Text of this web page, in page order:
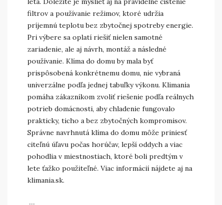
filtrov a používanie režimov, ktoré udržia
príjemnú teplotu bez zbytočnej spotreby energie.
Pri výbere sa oplatí riešiť nielen samotné
zariadenie, ale aj návrh, montáž a následné
používanie. Klíma do domu by mala byť
prispôsobená konkrétnemu domu, nie vybraná
univerzálne podľa jednej tabuľky výkonu. Klimania
pomáha zákazníkom zvoliť riešenie podľa reálnych
potrieb domácnosti, aby chladenie fungovalo
prakticky, ticho a bez zbytočných kompromisov.
Správne navrhnutá klíma do domu môže priniesť
citeľnú úľavu počas horúčav, lepší oddych a viac
pohodlia v miestnostiach, ktoré boli predtým v
lete ťažko použiteľné. Viac informácií nájdete aj na
klimania.sk.
…